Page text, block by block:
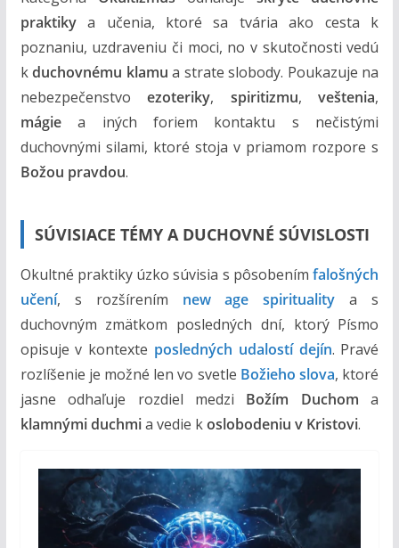
o
h
o
m
praktikya učenia, ktoré sa tvária ako cesta k
poznaniu, uzdraveniu či moci, no v skutočnosti vedú
kduchovnému klamu a strate slobody. Poukazuje na
nebezpečenstvoezoteriky, spiritizmu,veštenia,
mágiea iných foriem kontaktu s nečistými
duchovnými silami, ktoré stoja v priamom rozpore s
Božou pravdou.
SÚVISIACE TÉMY A DUCHOVNÉ SÚVISLOSTI
Okultné praktiky úzko súvisia s pôsobenímfalošných
učení, s rozšírením new age spirituality a s
duchovným zmätkom posledných dní, ktorý Písmo
opisuje v kontexte posledných udalostí dejín. Pravé
rozlíšenie je možné len vo svetle Božieho slova, ktoré
jasne odhaľuje rozdiel medzi Božím Duchom a
klamnými duchmia vedie koslobodeniu v Kristovi.